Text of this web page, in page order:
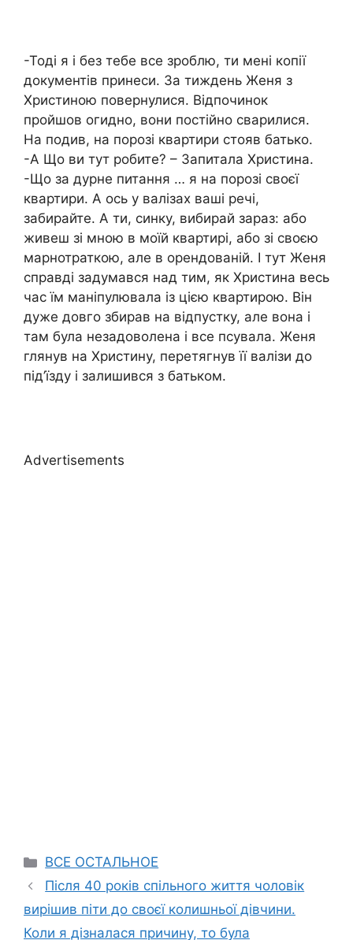
-Тоді я і без тебе все зроблю, ти мені копії
документів принеси. За тиждень Женя з
Христиною повернулися. Відпочинок
пройшов огидно, вони постійно сварилися.
На подив, на порозі квартири стояв батько.
-А Що ви тут робите? – Запитала Христина.
-Що за дурне питання … я на порозі своєї
квартири. А ось у валізах ваші речі,
забирайте. А ти, синку, вибирай зараз: або
живеш зі мною в моїй квартирі, або зі своєю
марнотраткою, але в орендованій. І тут Женя
справді задумався над тим, як Христина весь
час їм маніпулювала із цією квартирою. Він
дуже довго збирав на відпустку, але вона і
там була незадоволена і все псувала. Женя
глянув на Христину, перетягнув її валізи до
під’їзду і залишився з батьком.
Advertisements
Categories
ВСЕ ОСТАЛЬНОЕ
Після 40 років спільного життя чоловік
вирішив піти до своєї колишньої дівчини.
Коли я дізналася причину, то була